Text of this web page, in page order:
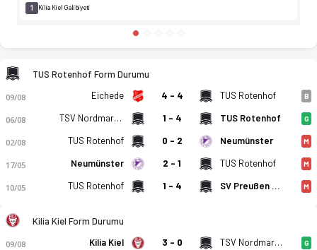
1 Kilia Kiel Galibiyeti
TUS Rotenhof Form Durumu
09/08 Eichede 4 - 4 TUS Rotenhof B
06/08 TSV Nordmark Satrup 1 - 4 TUS Rotenhof G
02/08 TUS Rotenhof 0 - 2 Neumünster M
17/05 Neumünster 2 - 1 TUS Rotenhof M
10/05 TUS Rotenhof 1 - 4 SV Preußen 09 Reinfeld M
Kilia Kiel Form Durumu
09/08 Kilia Kiel 3 - 0 TSV Nordmark Satrup G